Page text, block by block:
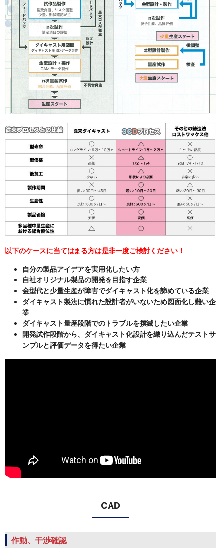
以下のケースに当てはまる方は是非一度ご検討ください！
自分の製品アイデアを実用化したい方
自社オリジナル製品の開発を目指す企業
金型代と少量生産が障害でダイキャスト化を諦めている企業
ダイキャスト製法に慣れた設計者がいないため図面化し難い企
業
ダイキャスト量産段階でのトラブルを撲滅したい企業
開発試作段階から、ダイキャスト化設計を織り込んだテストサ
ンプルと評価データを得たい企業
CAD
作動、干渉確認